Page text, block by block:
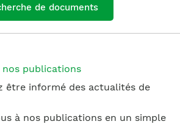
de documents
nos publications
être informé des actualités de
à nos publications en un simple